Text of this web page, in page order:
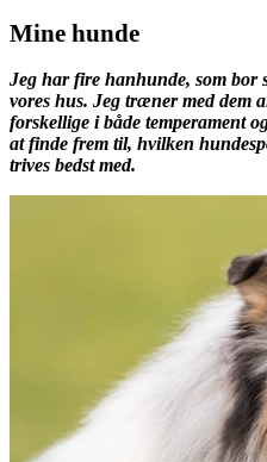
Mine hunde
Jeg har fire hanhunde, som bor
vores hus. Jeg træner med dem
forskellige i både temperament
at finde frem til, hvilken
trives bedst med.